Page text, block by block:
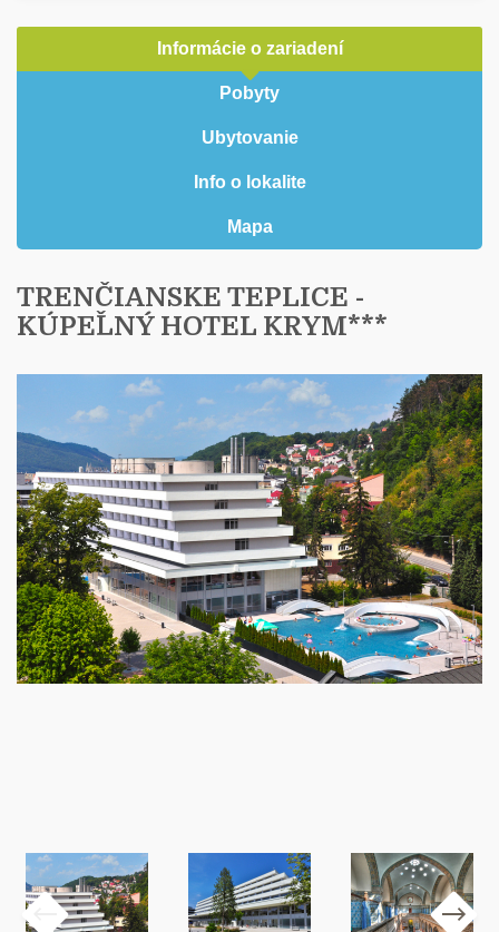
Informácie o zariadení
Pobyty
Ubytovanie
Info o lokalite
Mapa
TRENČIANSKE TEPLICE -
KÚPEĽNÝ HOTEL KRYM***